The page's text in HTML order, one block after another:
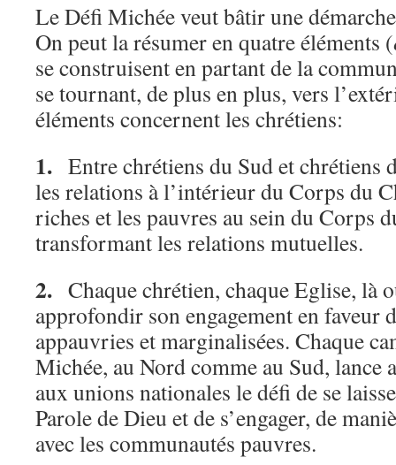
Le Défi Michée veut bâtir une
On peut la résumer en quatre éléments (
se construisent en partant de la
se tournant, de plus en plus, vers
éléments concernent les chrétiens:
1. Entre chrétiens du Sud et
les relations à l’intérieur du Corps du
riches et les pauvres au sein du Corps
transformant les relations mutuelles.
2. Chaque chrétien, chaque Eglise, là
approfondir son engagement en faveur
appauvries et marginalisées. Chaque
Michée, au Nord comme au Sud, lance
aux unions nationales le défi de se
Parole de Dieu et de s’engager, de
avec les communautés pauvres.